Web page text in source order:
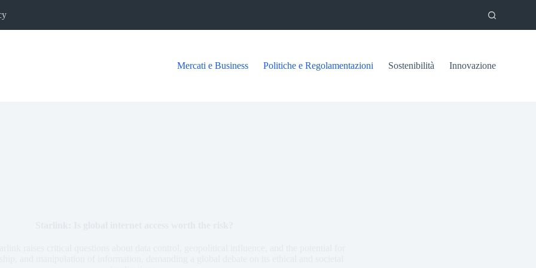
Mercati e Business Politiche e Regolamentazioni Sostenibilità Innovazione